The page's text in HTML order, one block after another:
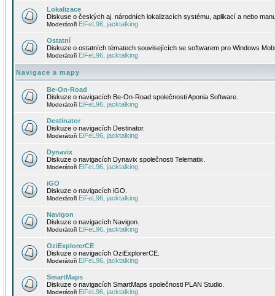
Lokalizace
Diskuse o českých aj. národních lokalizacích systému, aplikací a nebo
Moderátoři EiFeL96 jacktalking
Ostatní
Diskuze o ostatních tématech souvisejících se softwarem pro Windows
Moderátoři EiFeL96 jacktalking
Navigace a mapy
Be-On-Road
Diskuze o navigacích Be-On-Road společnosti Aponia Software.
Moderátoři EiFeL96 jacktalking
Destinator
Diskuze o navigacích Destinator.
Moderátoři EiFeL96 jacktalking
Dynavix
Diskuze o navigacích Dynavix společnosti Telematix.
Moderátoři EiFeL96 jacktalking
iGO
Diskuze o navigacích iGO.
Moderátoři EiFeL96 jacktalking
Navigon
Diskuze o navigacích Navigon.
Moderátoři EiFeL96 jacktalking
OziExplorerCE
Diskuze o navigacích OziExplorerCE.
Moderátoři EiFeL96 jacktalking
SmartMaps
Diskuze o navigacích SmartMaps společnosti PLAN Studio.
Moderátoři EiFeL96 jacktalking